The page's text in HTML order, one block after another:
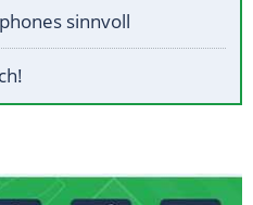
sinnvoll